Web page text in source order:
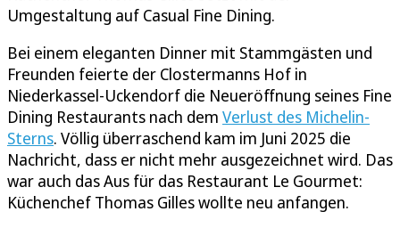
Umgestaltung auf Casual Fine Dining.
Bei einem eleganten Dinner mit Stammgästen und
Freunden feierte der Clostermanns Hof in
Niederkassel-Uckendorf die Neueröffnung seines Fine
Dining Restaurants nach dem Verlust des Michelin-
Sterns. Völlig überraschend kam im Juni 2025 die
Nachricht, dass er nicht mehr ausgezeichnet wird. Das
war auch das Aus für das Restaurant Le Gourmet:
Küchenchef Thomas Gilles wollte neu anfangen.